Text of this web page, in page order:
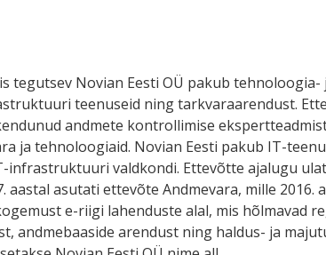
tegutsev Novian Eesti OÜ pakub tehnoloogia-
teenuseid ning tarkvaraarendust.
andmete kontrollimise
ja tehnoloogiaid. Novian Eesti pakub IT-
valdkondi. Ettevõtte ajalugu
asutati ettevõte Andmevara, mille 2016.
e-riigi lahenduste alal, mis hõlmavad
andmebaaside arendust ning haldus- ja